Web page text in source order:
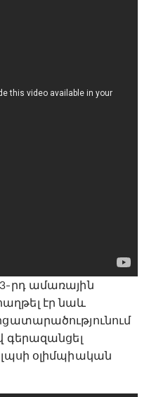
րդ ամառային
էր նաև
գերազանցել
օլիմպիական